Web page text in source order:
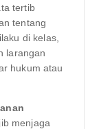
tertib
tentang
di kelas,
larangan
hukum atau
menjaga